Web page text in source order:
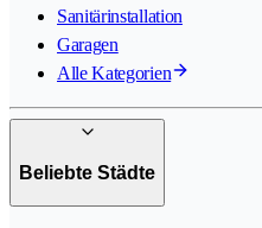
Sanitärinstallation
Garagen
Alle Kategorien
Beliebte Städte